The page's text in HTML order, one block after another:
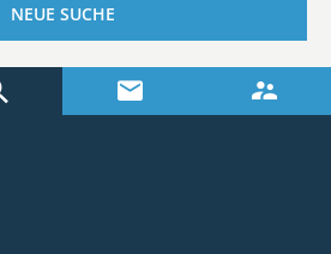
NEUE SUCHE